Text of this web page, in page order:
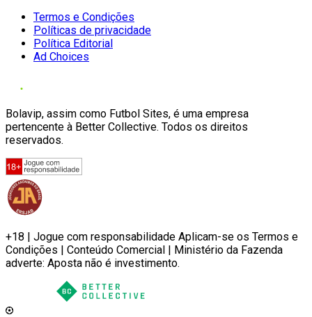
Termos e Condições
Políticas de privacidade
Política Editorial
Ad Choices
Bolavip, assim como Futbol Sites, é uma empresa
pertencente à Better Collective. Todos os direitos
reservados.
+18 | Jogue com responsabilidade Aplicam-se os Termos e
Condições | Conteúdo Comercial | Ministério da Fazenda
adverte: Aposta não é investimento.